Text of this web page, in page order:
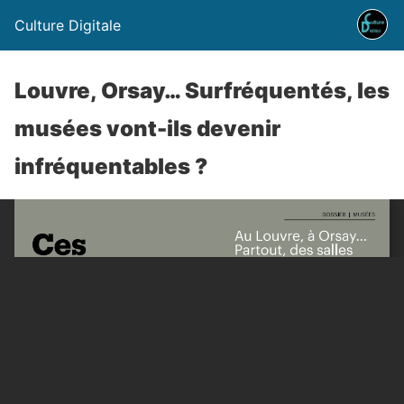
Culture Digitale
Louvre, Orsay… Surfréquentés, les
musées vont-ils devenir
infréquentables ?